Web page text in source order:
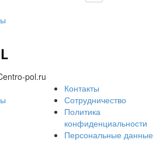
pol.ru
Контакты
Сотрудничество
Политика
конфиденциальности
Персональные данные